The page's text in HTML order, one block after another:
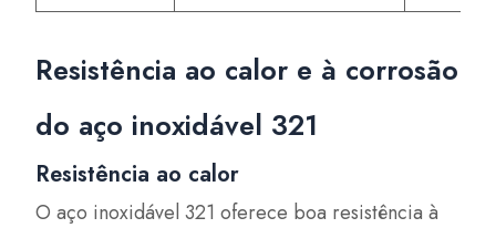
Resistência ao calor e à corrosão
do aço inoxidável 321
Resistência ao calor
O aço inoxidável 321 oferece boa resistência à